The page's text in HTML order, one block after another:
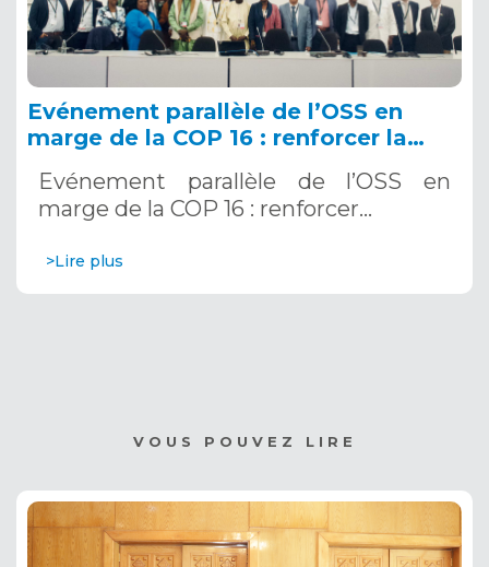
Evénement parallèle de l’OSS en
marge de la COP 16 : renforcer la
Systèmes d’Alerte Précoce
Multirisques. 12 décembre 2024
Evénement parallèle de l’OSS en
marge de la COP 16 : renforcer…
>Lire plus
VOUS POUVEZ LIRE